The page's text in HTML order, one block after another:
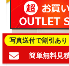
愛知県名古屋市天白
写真送付で割引あり
簡単無料見